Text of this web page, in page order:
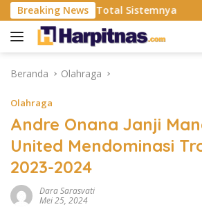
Langsung
ke
konten
Breaking News
Rombak Total Sistemnya
Beranda Olahraga
Olahraga
Andre Onana Janji
United Mendominasi
2023-2024
Dara Sarasvati
Mei 25, 2024